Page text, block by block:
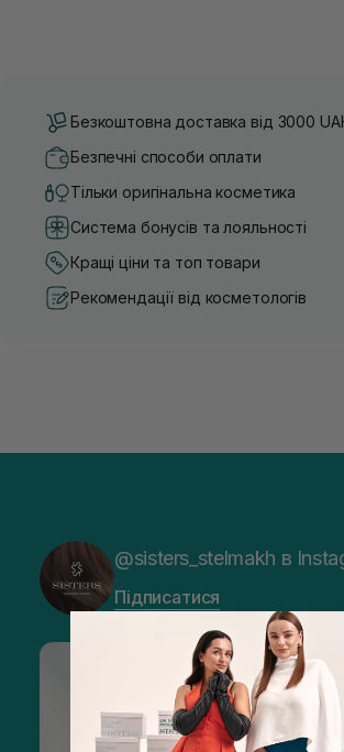
Безкоштовна доставка від 3000
Безпечні способи оплати
Тільки оригінальна косметика
Система бонусів та лояльності
Кращі ціни та топ товари
Рекомендації від косметологів
@sisters_stelmakh в
Підписатися